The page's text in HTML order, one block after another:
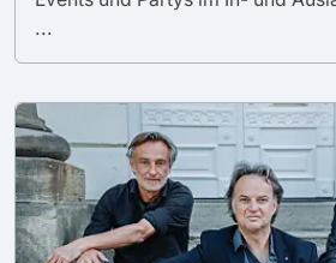
...